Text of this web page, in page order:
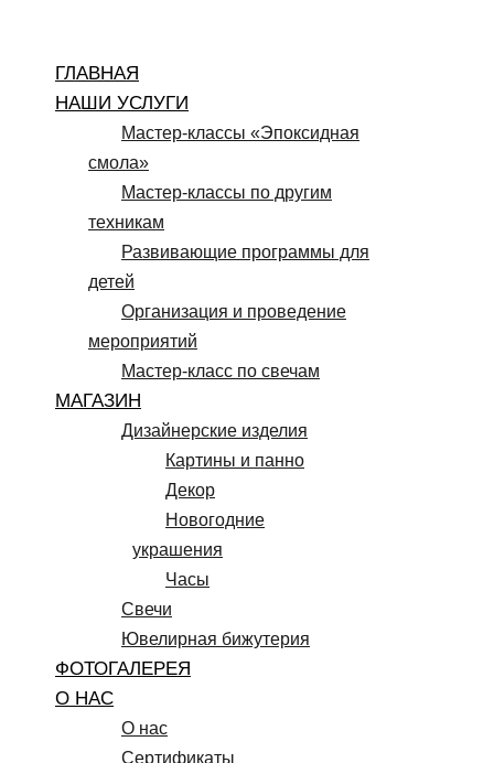
содержимому
ГЛАВНАЯ
НАШИ УСЛУГИ
Мастер-классы «Эпоксидная
смола»
Мастер-классы по другим
техникам
Развивающие программы для
детей
Организация и проведение
мероприятий
Мастер-класс по свечам
МАГАЗИН
Дизайнерские изделия
Картины и панно
Декор
Новогодние
украшения
Часы
Свечи
Ювелирная бижутерия
ФОТОГАЛЕРЕЯ
О НАС
О нас
Сертификаты